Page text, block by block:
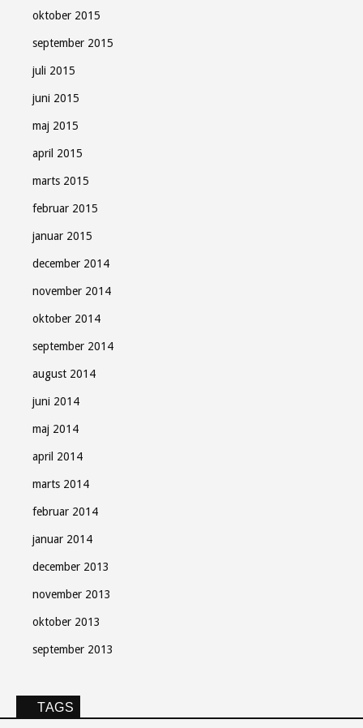
oktober 2015
september 2015
juli 2015
juni 2015
maj 2015
april 2015
marts 2015
februar 2015
januar 2015
december 2014
november 2014
oktober 2014
september 2014
august 2014
juni 2014
maj 2014
april 2014
marts 2014
februar 2014
januar 2014
december 2013
november 2013
oktober 2013
september 2013
TAGS